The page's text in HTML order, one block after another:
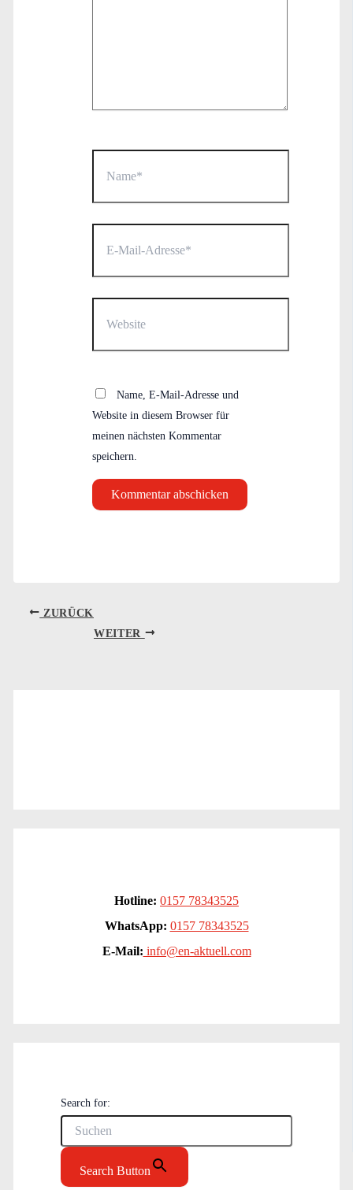
Mail-
Name, E-Mail-Adresse und
Website in diesem Browser für
meinen nächsten Kommentar
speichern.
ZURÜCK
WEITER
Hotline: 0157 78343525
WhatsApp: 0157 78343525
E-Mail: info@en-aktuell.com
Search for:
Search Button